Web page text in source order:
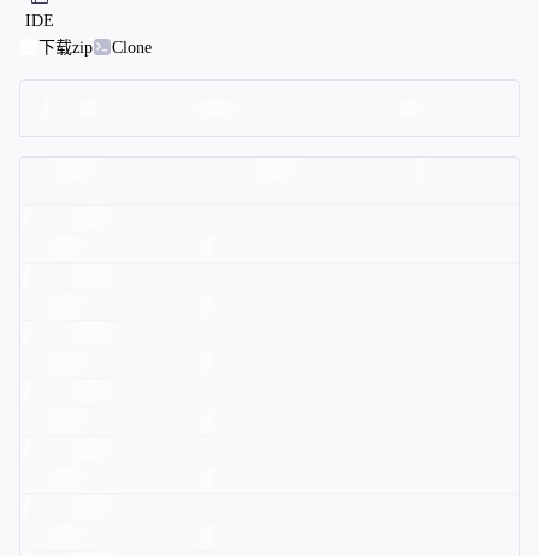
IDE
下载zip
Clone